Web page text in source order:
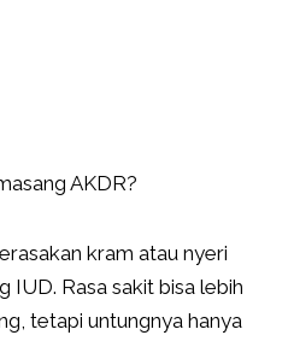
AKDR?
kram atau nyeri
IUD. Rasa sakit bisa lebih
tetapi untungnya hanya